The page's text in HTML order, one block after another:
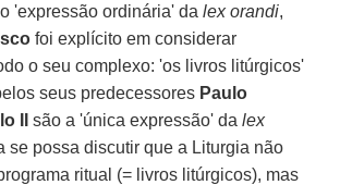
'expressão ordinária' dalex orandi,
foi explícito em considerar
o seu complexo: 'os livros litúrgicos'
seus predecessores Paulo
II são a 'única expressão' dalex
se possa discutir que a Liturgia não
ritual (= livros litúrgicos), mas